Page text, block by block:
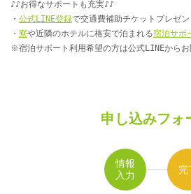
♪♪お得なサポートも充実♪♪
・ 公式LINE登録で交通費補助チケットプレゼン
・ 寮や近隣のホテルに格安で泊まれる宿泊サポ
※宿泊サポート利用希望の方は公式LINEから
申し込みフォ
情報
入力
完